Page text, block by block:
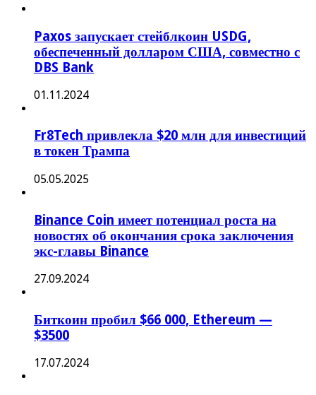
Paxos запускает стейблкоин USDG,
обеспеченный долларом США, совместно с
DBS Bank
01.11.2024
Fr8Tech привлекла $20 млн для инвестиций
в токен Трампа
05.05.2025
Binance Coin имеет потенциал роста на
новостях об окончания срока заключения
экс-главы Binance
27.09.2024
Биткоин пробил $66 000, Ethereum —
$3500
17.07.2024